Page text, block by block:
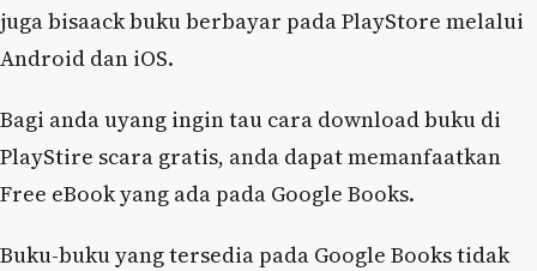
juga bisaack buku berbayar pada PlayStore melalui
Android dan iOS.
Bagi anda uyang ingin tau cara download buku di
PlayStire scara gratis, anda dapat memanfaatkan
Free eBook yang ada pada Google Books.
Buku-buku yang tersedia pada Google Books tidak